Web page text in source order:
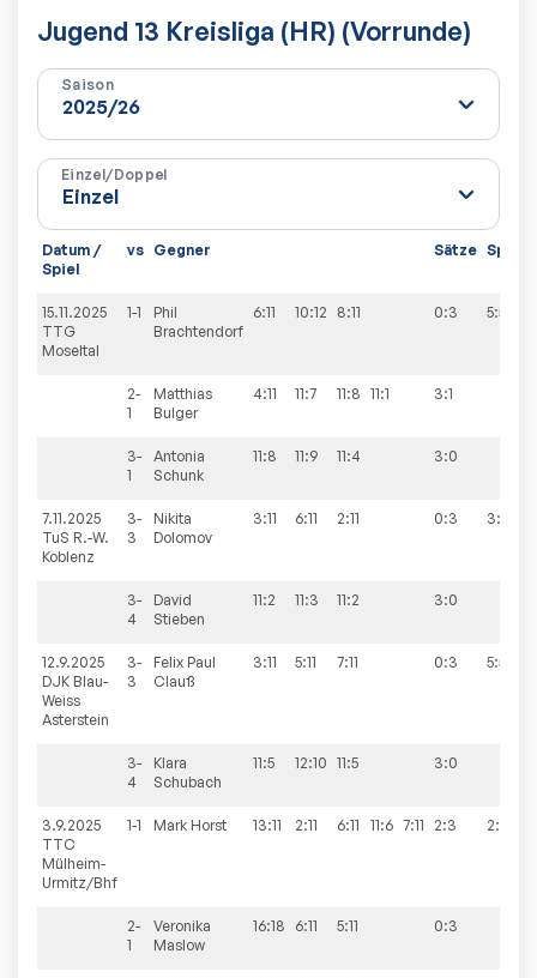
Jugend 13 Kreisliga (HR) (Vorrunde)
Saison
Einzel/Doppel
Datum /
Spiel
vs Gegner Sätze Spiele
15.11.2025
TTG
Moseltal
1-1
Phil
Brachtendorf
6:11 10:12 8:11 0:3 5:5
2-
1
Matthias
Bulger
4:11 11:7 11:8 11:1 3:1
3-
1
Antonia
Schunk
11:8 11:9 11:4 3:0
7.11.2025
TuS R.-W.
Koblenz
3-
3
Nikita
Dolomov
3:11 6:11 2:11 0:3 3:7
3-
4
David
Stieben
11:2 11:3 11:2 3:0
12.9.2025
DJK Blau-
Weiss
Asterstein
3-
3
Felix Paul
Clauß
3:11 5:11 7:11 0:3 5:5
3-
4
Klara
Schubach
11:5 12:10 11:5 3:0
3.9.2025
TTC
Mülheim-
Urmitz/Bhf
1-1 Mark Horst 13:11 2:11 6:11 11:6 7:11 2:3 2:8
2-
1
Veronika
Maslow
16:18 6:11 5:11 0:3